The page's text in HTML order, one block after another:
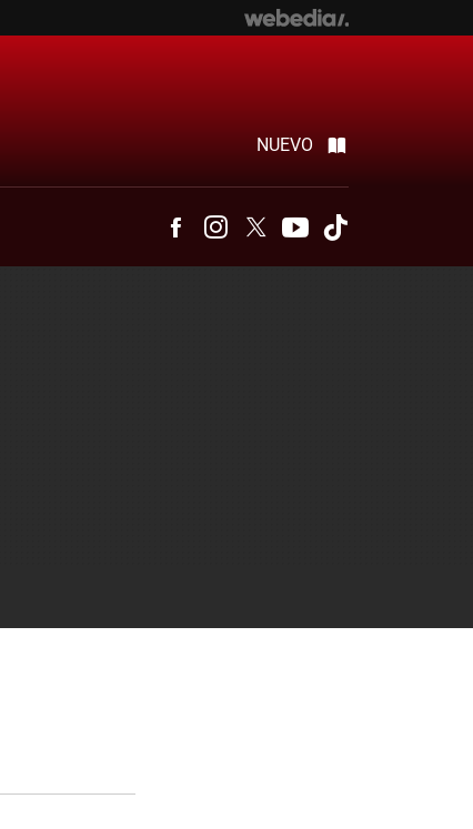
NUEVO
FacebookInstagram
Twitter Youtube